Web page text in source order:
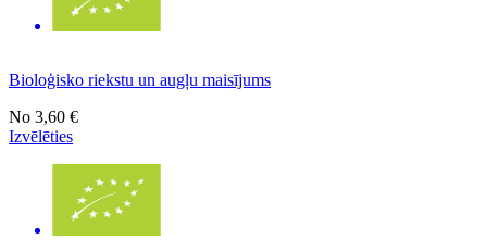
Bioloģisko riekstu un augļu maisījums
No 3,60 €
Izvēlēties